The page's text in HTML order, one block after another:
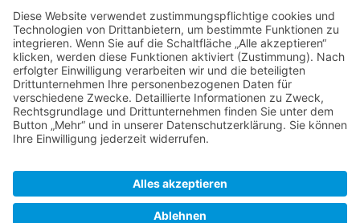
+1 →Weitere Informationen
Vorherige
19:38 Ruediger K
−1 →Weitere Informationen
(neueste|älteste) Zeige (jüngere 50